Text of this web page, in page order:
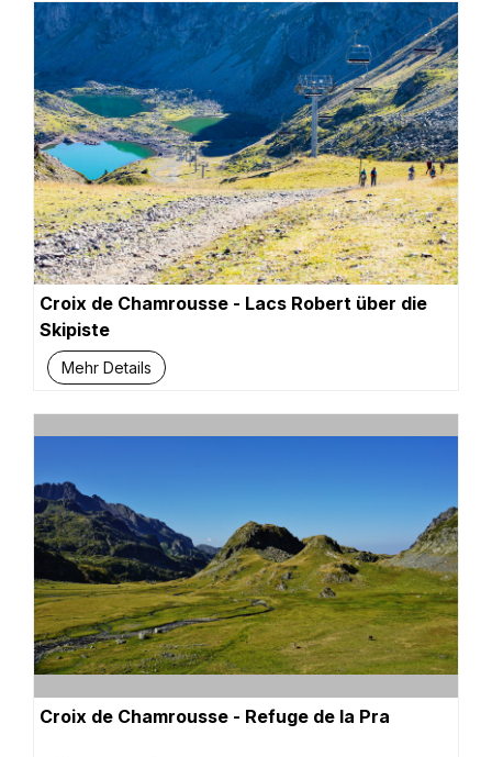
Croix de Chamrousse - Lacs Robert über die
Skipiste
Mehr Details
Croix de Chamrousse - Refuge de la Pra